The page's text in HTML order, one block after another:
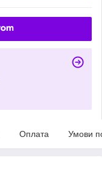
Оплата Умови